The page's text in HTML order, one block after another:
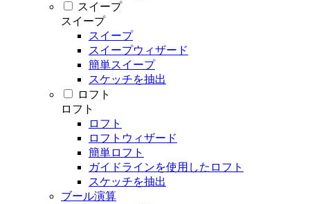
スイープ
スイープ
スイープ
スイープウィザード
簡単スイープ
スケッチを抽出
ロフト
ロフト
ロフト
ロフトウィザード
簡単ロフト
ガイドラインを使用したロフト
スケッチを抽出
ブール演算